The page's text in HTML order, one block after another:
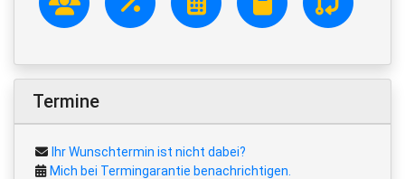
Termine
Ihr Wunschtermin ist nicht dabei?
Mich bei Termingarantie benachrichtigen.